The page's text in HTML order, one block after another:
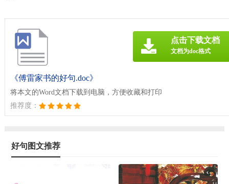
《傅雷家书的好句.doc》
将本文的Word文档下载到电脑，方便收藏和打印
推荐度：
点击下载文档
文档为doc格式
好句图文推荐